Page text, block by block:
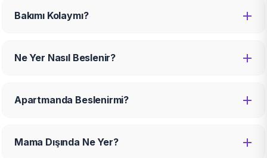
Bakımı Kolaymı?
Ne Yer Nasıl Beslenir?
Apartmanda Beslenirmi?
Mama Dışında Ne Yer?